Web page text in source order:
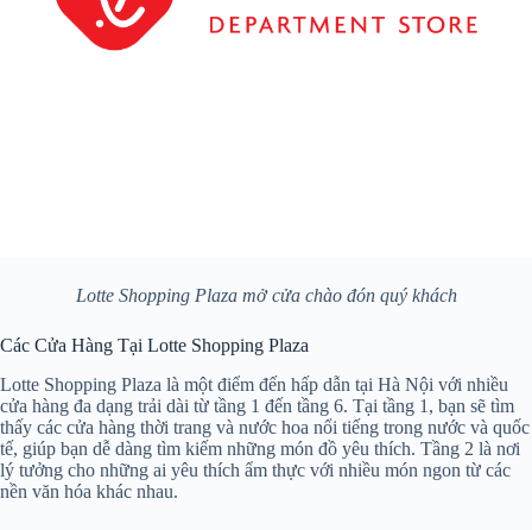
Lotte Shopping Plaza mở cửa chào đón quý khách
Các Cửa Hàng Tại Lotte Shopping Plaza
Lotte Shopping Plaza là một điểm đến hấp dẫn tại Hà Nội với nhiều
cửa hàng đa dạng trải dài từ tầng 1 đến tầng 6. Tại tầng 1, bạn sẽ tìm
thấy các cửa hàng thời trang và nước hoa nổi tiếng trong nước và quốc
tế, giúp bạn dễ dàng tìm kiếm những món đồ yêu thích. Tầng 2 là nơi
lý tưởng cho những ai yêu thích ẩm thực với nhiều món ngon từ các
nền văn hóa khác nhau.